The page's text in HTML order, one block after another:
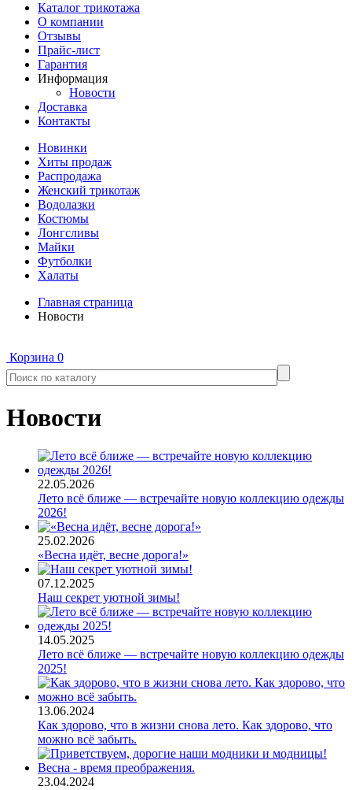
Каталог трикотажа
О компании
Отзывы
Прайс-лист
Гарантия
Информация
Новости
Доставка
Контакты
Новинки
Хиты продаж
Распродажа
Женский трикотаж
Водолазки
Костюмы
Лонгсливы
Майки
Футболки
Халаты
Главная страница
Новости
Корзина 0
Новости
22.05.2026
Лето всё ближе — встречайте новую коллекцию одежды
2026!
25.02.2026
«Весна идёт, весне дорога!»
07.12.2025
Наш секрет уютной зимы!
14.05.2025
Лето всё ближе — встречайте новую коллекцию одежды
2025!
13.06.2024
Как здорово, что в жизни снова лето. Как здорово, что
можно всё забыть.
23.04.2024